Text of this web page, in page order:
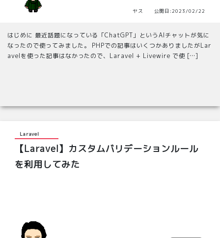
ヤス 公開日:2023/02/22
はじめに 最近話題になっている「ChatGPT」というAIチャットが気に
なったので使ってみました。 PHPでの記事はいくつかありましたがLar
avelを使った記事はなかったので、Laravel + Livewire で使 […]
Laravel
【Laravel】カスタムバリデーションルール
を利用してみた